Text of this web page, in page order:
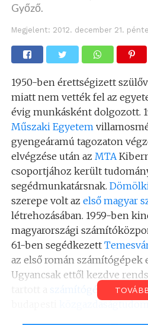
Győző.
Megjelent: 2012. december 21.
1950-ben érettségizett
miatt nem vették fel az
évig munkásként dolgozott.
Műszaki Egyetem
gyengeáramú tagozaton
elvégzése után az MTA
csoportjához került
segédmunkatársnak.
szerepe volt az első magyar
létrehozásában. 1959-ben
magyarországi
61-ben segédkezett
az első román számítógépek
Ugyancsak ettől kezdve
számítógépekrőla